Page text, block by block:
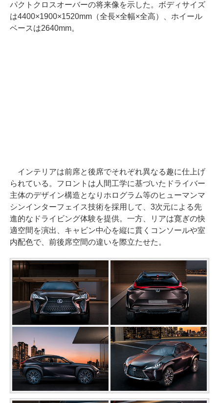
パクトクロスオーバーの将来像を示した。ボディサイズ
は4400×1900×1520mm（全長×全幅×全高）、ホイール
ベースは2640mm。
インテリアは前席と後席でそれぞれ異なる趣に仕上げ
られている。フロントは人間工学に基づいたドライバー
主体のデザイン構造となりホログラム等のヒューマンマ
シンインターフェイス技術を採用して、3次元による先
進的なドライビング体験を提供。一方、リアは寛ぎの快
適空間を演出、キャビン中心を縦に貫くコンソールや室
内配色で、前後席空間の違いを際立たせた。